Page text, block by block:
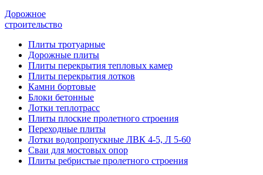
Дорожное
строительство
Плиты тротуарные
Дорожные плиты
Плиты перекрытия тепловых камер
Плиты перекрытия лотков
Камни бортовые
Блоки бетонные
Лотки теплотрасс
Плиты плоские пролетного строения
Переходные плиты
Лотки водопропускные ЛВК 4-5, Л 5-60
Сваи для мостовых опор
Плиты ребристые пролетного строения